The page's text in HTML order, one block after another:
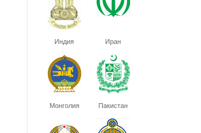
Индия Иран
Монголия Пакистан